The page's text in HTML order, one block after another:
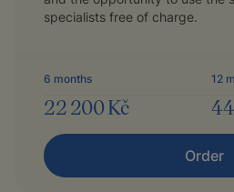
specialists free of charge.
6 months 12
22 200 Kč
Order